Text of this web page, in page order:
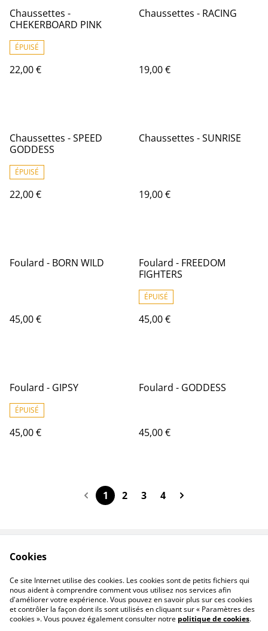
Chaussettes -
CHEKERBOARD PINK
ÉPUISÉ
22,00 €
Chaussettes - RACING
19,00 €
Chaussettes - SPEED
GODDESS
ÉPUISÉ
22,00 €
Chaussettes - SUNRISE
19,00 €
Foulard - BORN WILD
45,00 €
Foulard - FREEDOM
FIGHTERS
ÉPUISÉ
45,00 €
Foulard - GIPSY
ÉPUISÉ
45,00 €
Foulard - GODDESS
45,00 €
1 2 3 4
Politique de
confidentialité
Politique de cookies
Cookies
Ce site Internet utilise des cookies. Les cookies sont de petits fichiers qui
nous aident à comprendre comment vous utilisez nos services afin
d'améliorer votre expérience. Vous pouvez en savoir plus sur ces cookies
et contrôler la façon dont ils sont utilisés en cliquant sur « Paramètres des
cookies ». Vous pouvez également consulter notre politique de cookies.